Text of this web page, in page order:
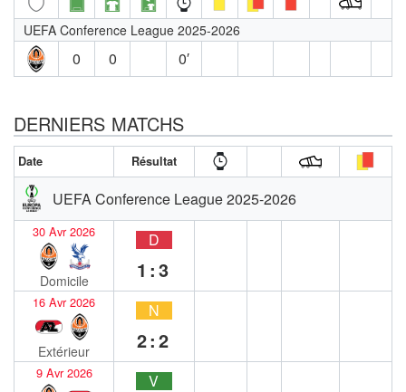
UEFA Conference League 2025-2026
0 0 0′
DERNIERS MATCHS
Date Résultat
UEFA Conference League 2025-2026
30 Avr 2026
Domicile
D
1:3
16 Avr 2026
Extérieur
N
2:2
9 Avr 2026 V